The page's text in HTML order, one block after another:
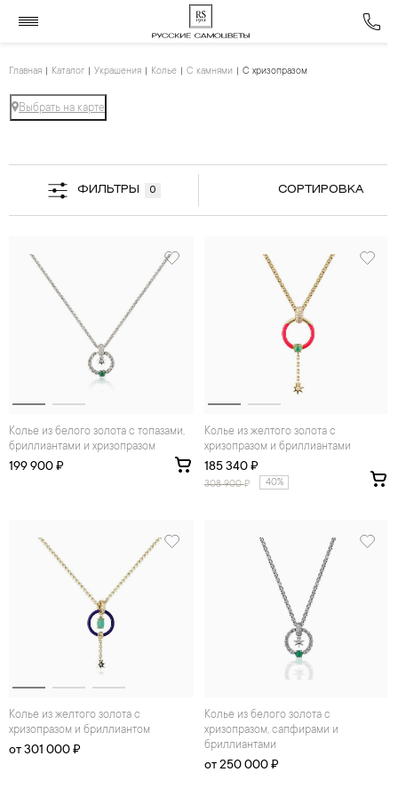
Главная Каталог Украшения Колье С камнями С хризопразом
Выбрать на карте
ФИЛЬТРЫ 0 СОРТИРОВКА
Колье из белого золота с топазами,
бриллиантами и хризопразом
199 900 ₽
Колье из желтого золота с
хризопразом и бриллиантами
185 340 ₽
308 900₽ 40%
Колье из желтого золота с
хризопразом и бриллиантом
от 301 000 ₽
Колье из белого золота с
хризопразом, сапфирами и
бриллиантами
от 250 000 ₽